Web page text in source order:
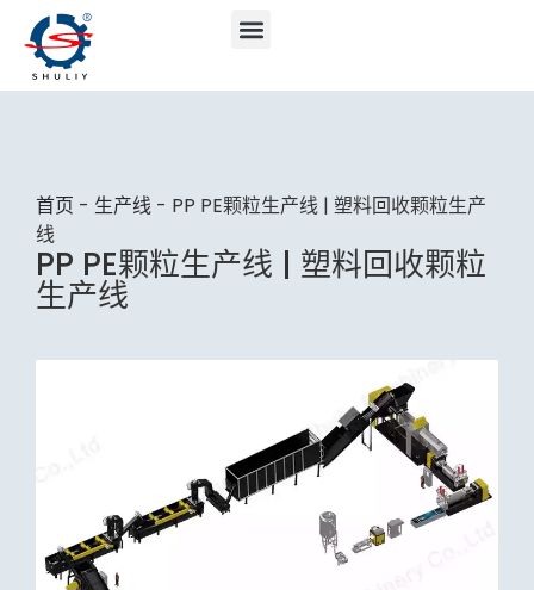
首页 - 生产线 - PP PE颗粒生产线 | 塑料回收颗粒生产
线
PP PE颗粒生产线 | 塑料回收颗粒
生产线